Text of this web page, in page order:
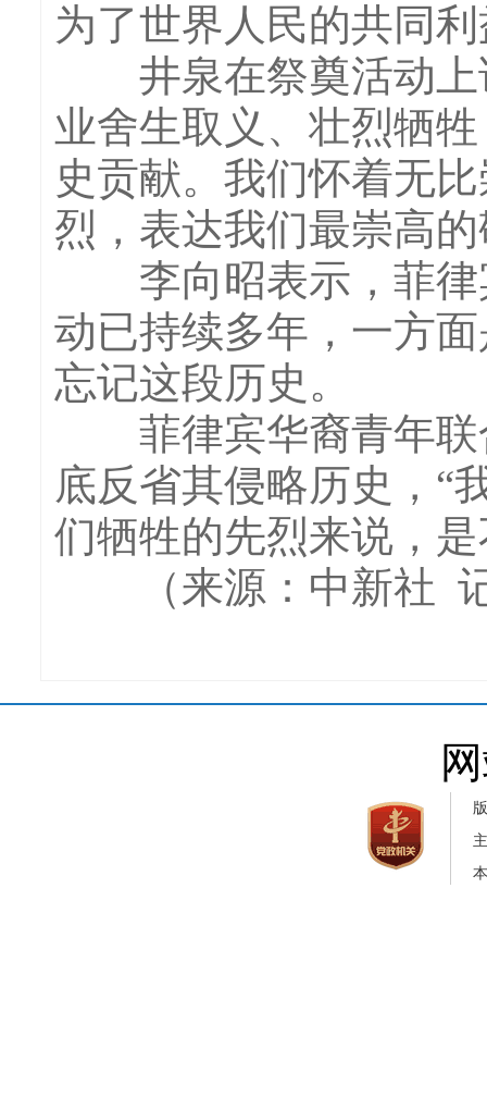
为了世界人民的共同
井泉在祭奠活动上
业舍生取义、壮烈牺
史贡献。我们怀着无
烈，表达我们最崇高
李向昭表示，菲律
动已持续多年，一方
忘记这段历史。
菲律宾华裔青年联
底反省其侵略历史，“
们牺牲的先烈来说，
（来源：中新社